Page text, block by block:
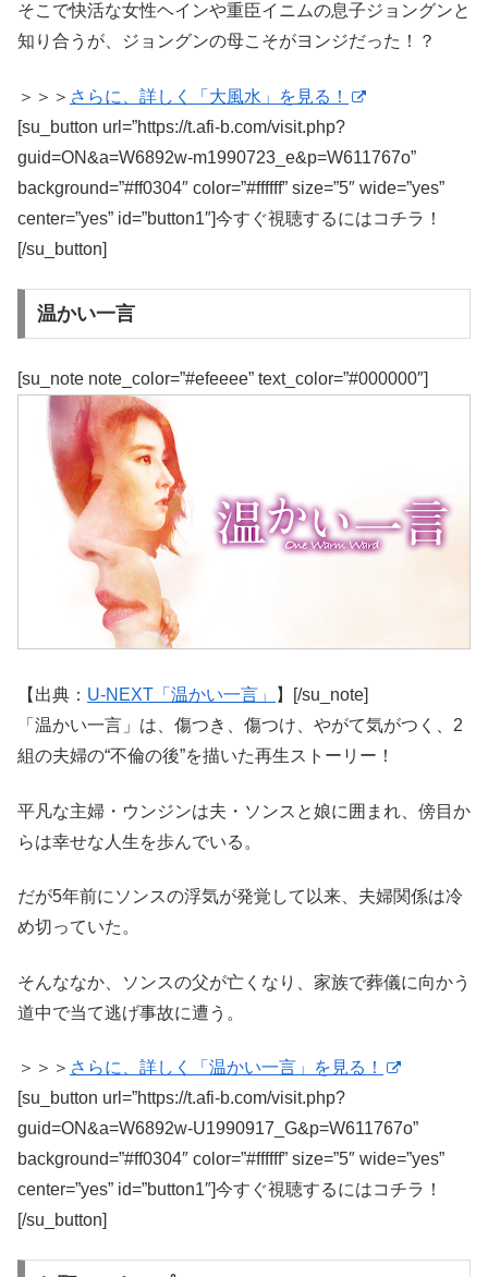
そこで快活な女性ヘインや重臣イニムの息子ジョングンと
知り合うが、ジョングンの母こそがヨンジだった！？
＞＞＞ さらに、詳しく「大風水」を見る！
[su_button url=”https://t.afi-b.com/visit.php?
guid=ON&a=W6892w-m1990723_e&p=W611767o”
background=”#ff0304″ color=”#ffffff” size=”5″ wide=”yes”
center=”yes” id=”button1″]今すぐ視聴するにはコチラ！
[/su_button]
温かい一言
[su_note note_color=”#efeeee” text_color=”#000000″]
【出典： U-NEXT「温かい一言」
】[/su_note]
「温かい一言」は、傷つき、傷つけ、やがて気がつく、2
組の夫婦の“不倫の後”を描いた再生ストーリー！
平凡な主婦・ウンジンは夫・ソンスと娘に囲まれ、傍目か
らは幸せな人生を歩んでいる。
だが5年前にソンスの浮気が発覚して以来、夫婦関係は冷
め切っていた。
そんななか、ソンスの父が亡くなり、家族で葬儀に向かう
道中で当て逃げ事故に遭う。
＞＞＞ さらに、詳しく「温かい一言」を見る！
[su_button url=”https://t.afi-b.com/visit.php?
guid=ON&a=W6892w-U1990917_G&p=W611767o”
background=”#ff0304″ color=”#ffffff” size=”5″ wide=”yes”
center=”yes” id=”button1″]今すぐ視聴するにはコチラ！
[/su_button]